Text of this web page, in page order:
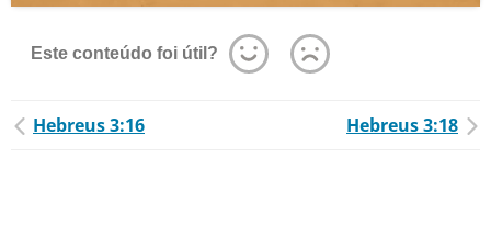
Este conteúdo foi útil?
Hebreus 3:16 Hebreus 3:18